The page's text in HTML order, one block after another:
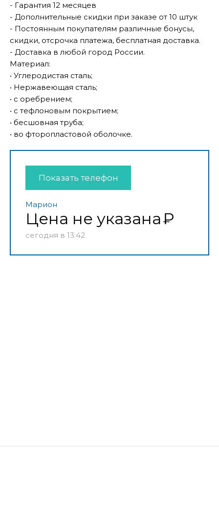
- Гарантия 12 месяцев
- Дополнительные скидки при заказе от 10 штук
- Постоянным покупателям различные бонусы,
скидки, отсрочка платежа, бесплатная доставка.
- Доставка в любой город России.
Материал:
• Углеродистая сталь;
• Нержавеющая сталь;
• с оребрением;
• с тефлоновым покрытием;
• бесшовная труба;
• во фторопластовой оболочке.
Показать телефон
Марион
Цена не указана
сегодня в 13:42